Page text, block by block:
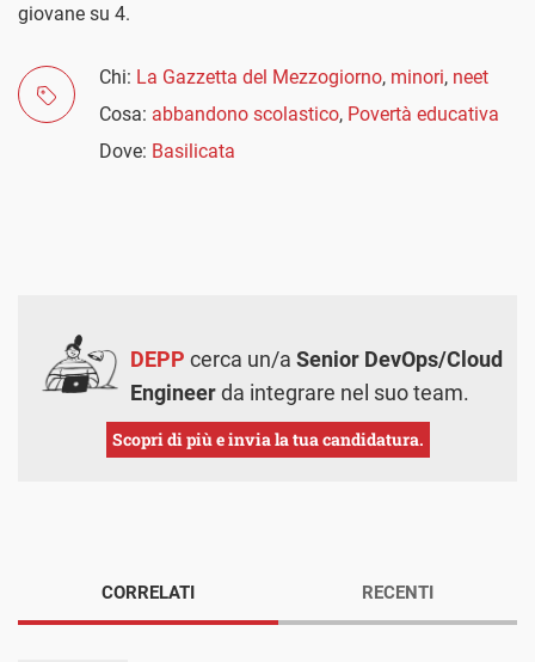
giovane su 4.
Chi: La Gazzetta del Mezzogiorno, minori, neet
Cosa: abbandono scolastico, Povertà educativa
Dove: Basilicata
DEPP cerca un/a Senior DevOps/Cloud
Engineerda integrare nel suo team.
Scopri di più e invia la tua candidatura.
CORRELATI RECENTI